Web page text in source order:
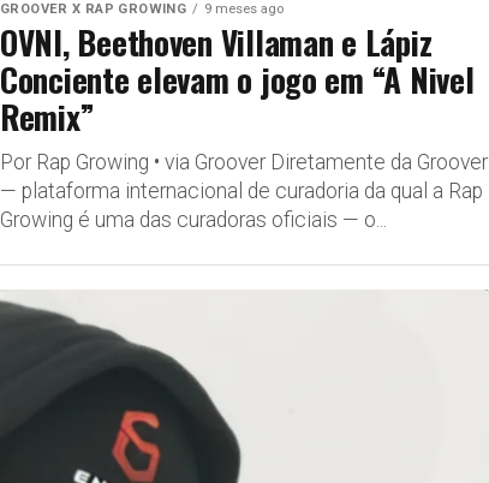
GROOVER X RAP GROWING 9 meses ago
OVNI, Beethoven Villaman e Lápiz
Conciente elevam o jogo em “A Nivel
Remix”
Por Rap Growing • via Groover Diretamente da Groover
— plataforma internacional de curadoria da qual a Rap
Growing é uma das curadoras oficiais — o...